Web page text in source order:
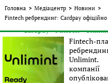
Головна > Медіацентр > Новини >
Fintech ребрендинг: Cardpay
Fintech ребрендинг:
Опубліковано: В'ячеслав Іваненко |
Теги: #Cardpay #Fintech
Fintech-
Unlimint.